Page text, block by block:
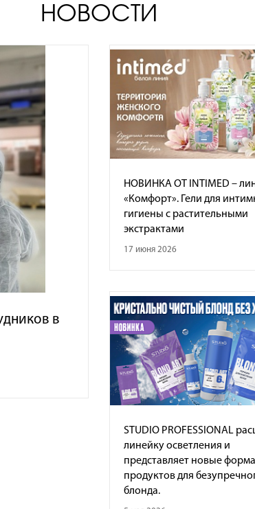
НОВОСТИ
в
НОВИНКА ОТ INTIMED –
«Комфорт». Гели для
гигиены с растительными
экстрактами
17 июня 2026
STUDIO PROFESSIONAL
линейку осветления и
представляет новые
продуктов для
блонда.